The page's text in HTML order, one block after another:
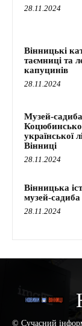
28.11.2024
Вінницькі
таємниці та
капуцинів
28.11.2024
Музей-
української
Вінниці
28.11.2024
Вінницька
музей-
28.11.2024
© Сучасний